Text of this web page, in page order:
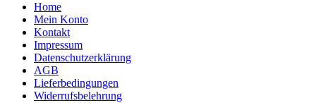
Home
Mein Konto
Kontakt
Impressum
Datenschutzerklärung
AGB
Lieferbedingungen
Widerrufsbelehrung